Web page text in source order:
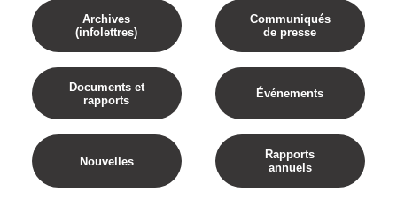
Archives
(infolettres)
Communiqués
de presse
Documents et
rapports
Événements
Nouvelles
Rapports
annuels